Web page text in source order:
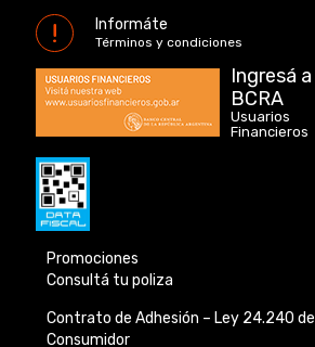
Informáte
Términos y condiciones
Ingresá a
BCRA
Usuarios
Financieros
Promociones
Consultá tu poliza
Contrato de Adhesión – Ley 24.240 de
Consumidor